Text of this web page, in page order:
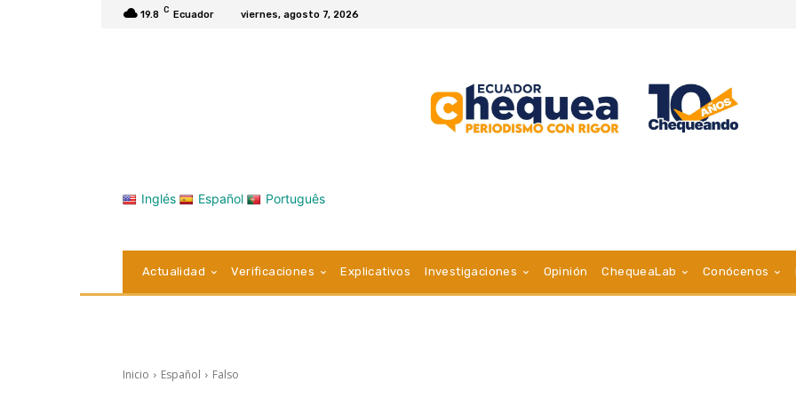
19.8 C Ecuador viernes, agosto 7, 2026
Inglés Español Português
Actualidad Verificaciones Explicativos Investigaciones Opinión ChequeaLab Conócenos
Inicio Español Falso